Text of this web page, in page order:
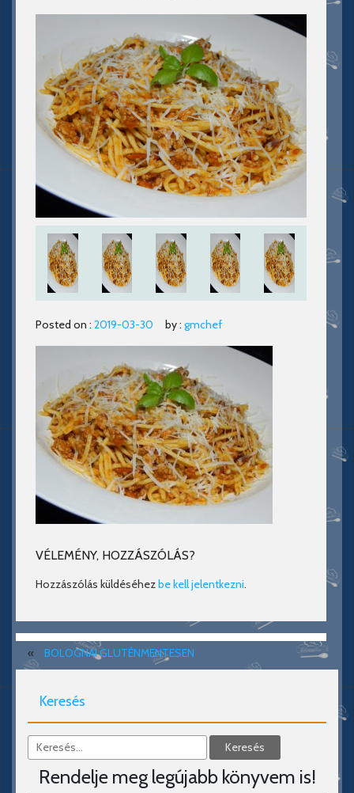
Posted on : 2019-03-30 by : gmchef
VÉLEMÉNY, HOZZÁSZÓLÁS?
Hozzászólás küldéséhezbe kell jelentkezni.
« BOLOGNAI GLUTÉNMENTESEN
Keresés
Rendelje meg legújabb könyvem is!